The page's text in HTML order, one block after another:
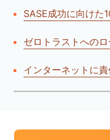
SASE成功に向けた
ゼロトラストへの
インターネットに